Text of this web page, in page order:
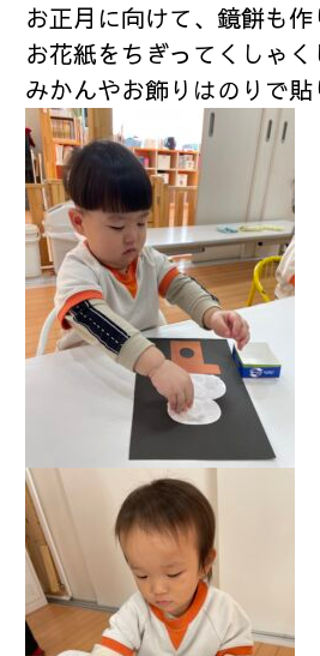
お正月に向けて、鏡餅も作
お花紙をちぎってくしゃく
みかんやお飾りはのりで貼